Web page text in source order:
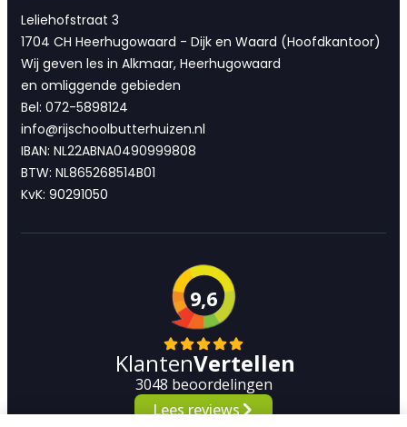
Leliehofstraat 3
1704 CH Heerhugowaard - Dijk en Waard (Hoofdkantoor)
Wij geven les in Alkmaar, Heerhugowaard
en omliggende gebieden
Bel: 072-5898124
info@rijschoolbutterhuizen.nl
IBAN: NL22ABNA0490999808
BTW: NL865268514B01
KvK: 90291050
9,6
KlantenVertellen
3048 beoordelingen
Lees reviews